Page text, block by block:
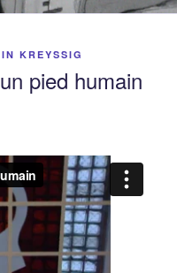
KREYSSIG
pied humain